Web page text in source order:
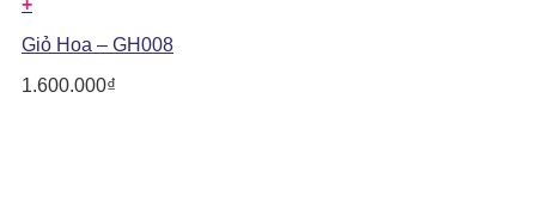
+
Giỏ Hoa – GH008
1.600.000₫